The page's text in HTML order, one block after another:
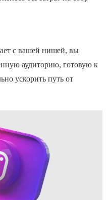
с вашей нишей, вы
аудиторию, готовую к
ускорить путь от